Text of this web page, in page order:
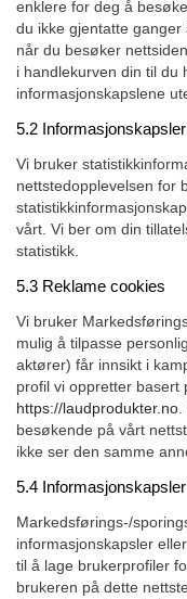
enklere for deg å
du ikke gjentatte
når du besøker
i handlekurven din til du
informasjonskapslene
5.2
Vi bruker
nettstedopplevelsen for
vårt. Vi ber om din
statistikk.
5.3 Reklame cookies
Vi bruker
mulig å tilpasse
aktører) får innsikt i
profil vi oppretter basert
https://laudprodukter.no
besøkende på vårt
ikke ser den samme
5.4
Markedsførings-/
informasjonskapsler
til å lage brukerprofiler
brukeren på dette